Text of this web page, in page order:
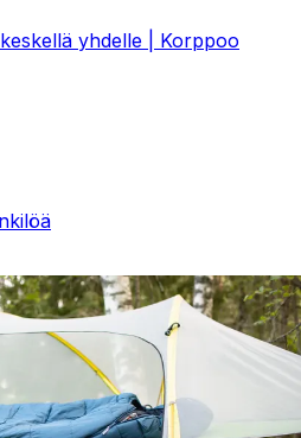
yhdelle | Korppoo